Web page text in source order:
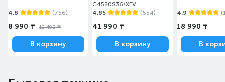
4.8 (756)
8 990 ₸ 12 490 ₸
В корзину
C4520S36/XEV
4.85
(654)
41 990 ₸
В корзину
4.9
18 990 ₸
В